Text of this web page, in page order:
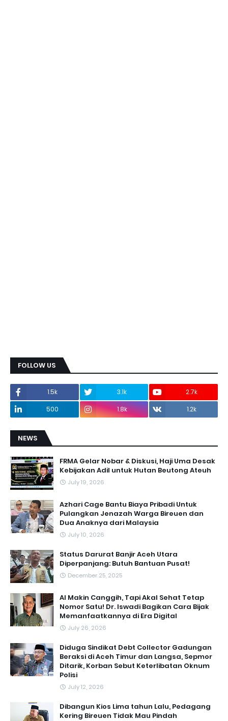
FOLLOW US
1.5k 3.1k
2.7k
500
1.8k 1.2k
NEWS
FRMA Gelar Nobar & Diskusi, Haji Uma Desak
Kebijakan Adil untuk Hutan Beutong Ateuh
July 19, 2026
Azhari Cage Bantu Biaya Pribadi Untuk
Pulangkan Jenazah Warga Bireuen dan
Dua Anaknya dari Malaysia
July 10, 2026
Status Darurat Banjir Aceh Utara
Diperpanjang: Butuh Bantuan Pusat!
December 25, 2025
AI Makin Canggih, Tapi Akal Sehat Tetap
Nomor Satu! Dr. Iswadi Bagikan Cara Bijak
Memanfaatkannya di Era Digital
July 26, 2026
Diduga Sindikat Debt Collector Gadungan
Beraksi di Aceh Timur dan Langsa, Sepmor
Ditarik, Korban Sebut Keterlibatan Oknum
Polisi
July 12, 2026
Dibangun Kios Lima tahun Lalu, Pedagang
Kering Bireuen Tidak Mau Pindah